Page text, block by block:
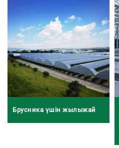
Брусника үшін жылыжай